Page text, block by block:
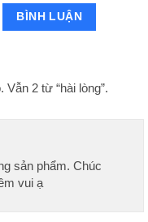
2 từ “hài lòng”.
sản phẩm. Chúc
vui ạ